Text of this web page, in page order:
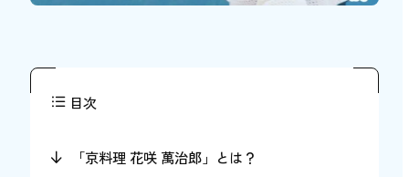
目次
「京料理 花咲 萬治郎」とは？